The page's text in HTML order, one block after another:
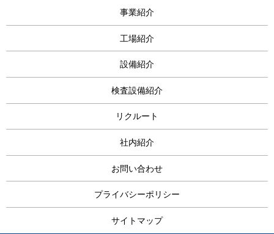
事業紹介
工場紹介
設備紹介
検査設備紹介
リクルート
社内紹介
お問い合わせ
プライバシーポリシー
サイトマップ